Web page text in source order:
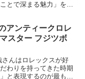
とで深まる魅力」を体
アンティークロレ
スター フジツボ
んはロレックスが好
わりを持ってきた時期
と表現するのが最も近